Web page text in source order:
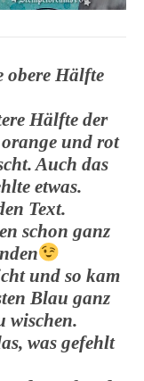
obere Hälfte
Hälfte der
und rot
Auch das
etwas.
Text.
schon ganz
und so kam
Blau ganz
wischen.
was gefehlt